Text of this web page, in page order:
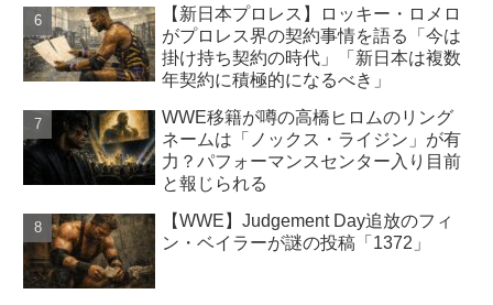
【新日本プロレス】ロッキー・ロメロ
がプロレス界の契約事情を語る「今は
掛け持ち契約の時代」「新日本は複数
年契約に積極的になるべき」
WWE移籍が噂の高橋ヒロムのリング
ネームは「ノックス・ライジン」が有
力？パフォーマンスセンター入り目前
と報じられる
【WWE】Judgement Day追放のフィ
ン・ベイラーが謎の投稿「1372」